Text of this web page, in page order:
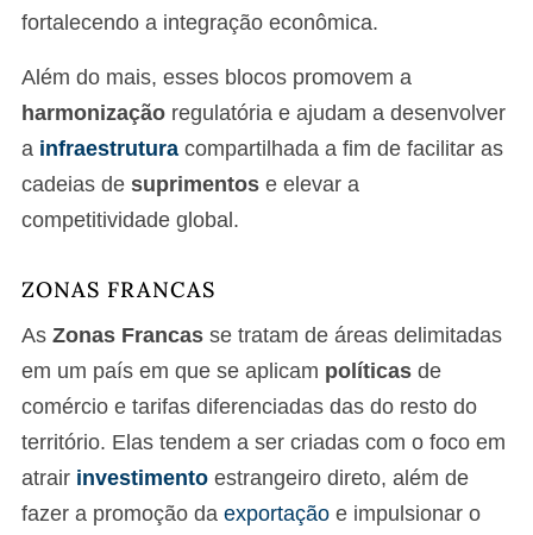
fortalecendo a integração econômica.
Além do mais, esses blocos promovem a
harmonização regulatória e ajudam a desenvolver
a infraestrutura compartilhada a fim de facilitar as
cadeias de suprimentos e elevar a
competitividade global.
ZONAS FRANCAS
As Zonas Francas se tratam de áreas delimitadas
em um país em que se aplicam políticas de
comércio e tarifas diferenciadas das do resto do
território. Elas tendem a ser criadas com o foco em
atrair investimento estrangeiro direto, além de
fazer a promoção da exportação e impulsionar o